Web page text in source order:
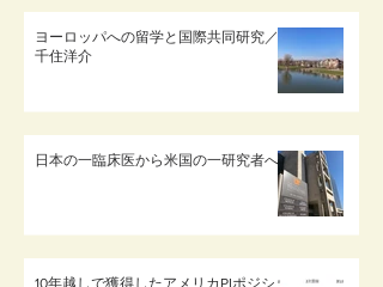
ヨーロッパへの留学と国際共同研究／
千住洋介
日本の一臨床医から米国の一研究者へ
10年越しで獲得したアメリカPIポジシ